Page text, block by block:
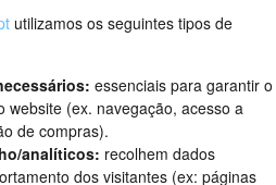
utilizamos os seguintes tipos de
essenciais para garantir o
website (ex. navegação, acesso a
de compras).
analíticos: recolhem dados
dos visitantes (ex: páginas